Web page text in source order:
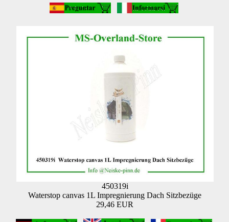
450319i
Waterstop canvas 1L Impregnierung Dach Sitzbezüge
29,46 EUR